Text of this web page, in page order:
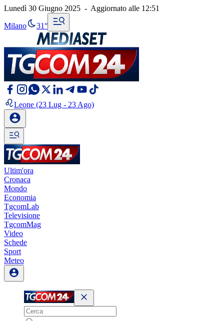
Lunedì 30 Giugno 2025 - Aggiornato alle 12:51
Milano 31°
Leone (23 Lug - 23 Ago)
Ultim'ora
Cronaca
Mondo
Economia
TgcomLab
Televisione
TgcomMag
Video
Schede
Sport
Meteo